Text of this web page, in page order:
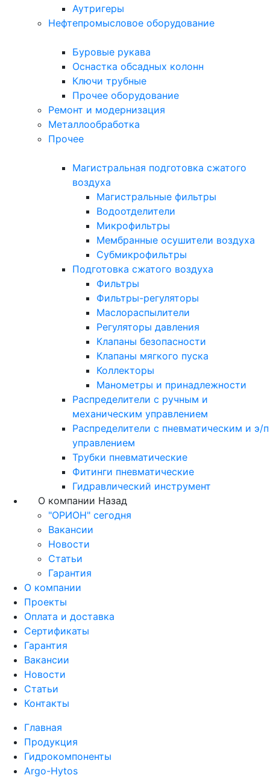
Аутригеры
Нефтепромысловое оборудование
Буровые рукава
Оснастка обсадных колонн
Ключи трубные
Прочее оборудование
Ремонт и модернизация
Металлообработка
Прочее
Магистральная подготовка сжатого
воздуха
Магистральные фильтры
Водоотделители
Микрофильтры
Мембранные осушители воздуха
Субмикрофильтры
Подготовка сжатого воздуха
Фильтры
Фильтры-регуляторы
Маслораспылители
Регуляторы давления
Клапаны безопасности
Клапаны мягкого пуска
Коллекторы
Манометры и принадлежности
Распределители с ручным и
механическим управлением
Распределители с пневматическим и э/п
управлением
Трубки пневматические
Фитинги пневматические
Гидравлический инструмент
О компании Назад
"ОРИОН" сегодня
Вакансии
Новости
Статьи
Гарантия
О компании
Проекты
Оплата и доставка
Сертификаты
Гарантия
Вакансии
Новости
Статьи
Контакты
Главная
Продукция
Гидрокомпоненты
Argo-Hytos